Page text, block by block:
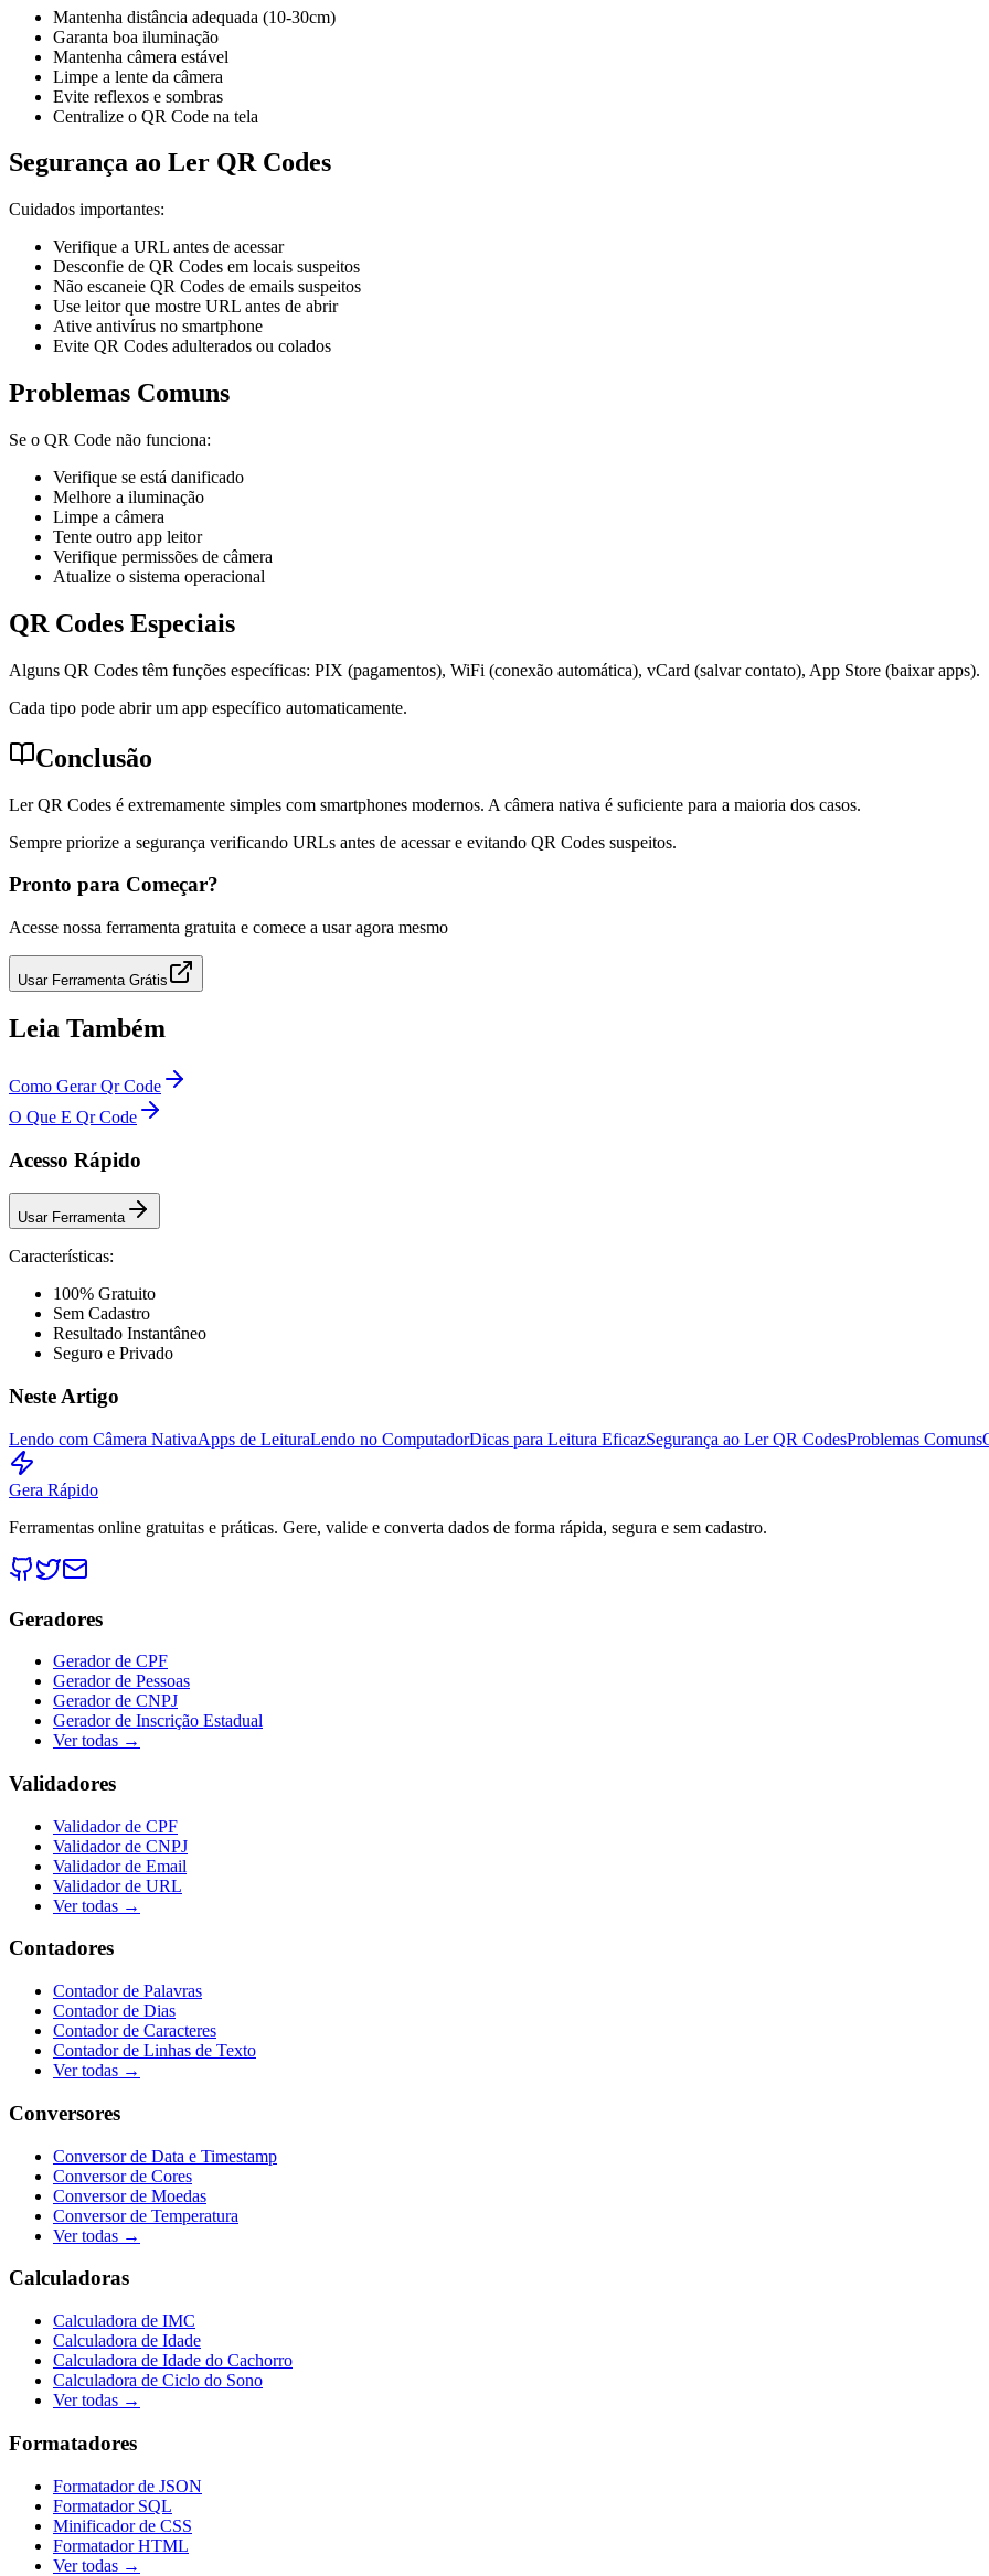
Mantenha distância adequada (10-30cm)
Garanta boa iluminação
Mantenha câmera estável
Limpe a lente da câmera
Evite reflexos e sombras
Centralize o QR Code na tela
Segurança ao Ler QR Codes
Cuidados importantes:
Verifique a URL antes de acessar
Desconfie de QR Codes em locais suspeitos
Não escaneie QR Codes de emails suspeitos
Use leitor que mostre URL antes de abrir
Ative antivírus no smartphone
Evite QR Codes adulterados ou colados
Problemas Comuns
Se o QR Code não funciona:
Verifique se está danificado
Melhore a iluminação
Limpe a câmera
Tente outro app leitor
Verifique permissões de câmera
Atualize o sistema operacional
QR Codes Especiais
Alguns QR Codes têm funções específicas: PIX (pagamentos), WiFi (conexão automática), vCard (salvar contato), App Store (baixar apps).
Cada tipo pode abrir um app específico automaticamente.
Conclusão
Ler QR Codes é extremamente simples com smartphones modernos. A câmera nativa é suficiente para a maioria dos casos.
Sempre priorize a segurança verificando URLs antes de acessar e evitando QR Codes suspeitos.
Pronto para Começar?
Acesse nossa ferramenta gratuita e comece a usar agora mesmo
Usar Ferramenta Grátis
Leia Também
Como Gerar Qr Code
O Que E Qr Code
Acesso Rápido
Usar Ferramenta
Características:
100% Gratuito
Sem Cadastro
Resultado Instantâneo
Seguro e Privado
Neste Artigo
Lendo com Câmera NativaApps de LeituraLendo no ComputadorDicas para Leitura EficazSegurança ao Ler QR CodesProblemas Comuns
Gera Rápido
Ferramentas online gratuitas e práticas. Gere, valide e converta dados de forma rápida, segura e sem cadastro.
Geradores
Gerador de CPF
Gerador de Pessoas
Gerador de CNPJ
Gerador de Inscrição Estadual
Ver todas →
Validadores
Validador de CPF
Validador de CNPJ
Validador de Email
Validador de URL
Ver todas →
Contadores
Contador de Palavras
Contador de Dias
Contador de Caracteres
Contador de Linhas de Texto
Ver todas →
Conversores
Conversor de Data e Timestamp
Conversor de Cores
Conversor de Moedas
Conversor de Temperatura
Ver todas →
Calculadoras
Calculadora de IMC
Calculadora de Idade
Calculadora de Idade do Cachorro
Calculadora de Ciclo do Sono
Ver todas →
Formatadores
Formatador de JSON
Formatador SQL
Minificador de CSS
Formatador HTML
Ver todas →